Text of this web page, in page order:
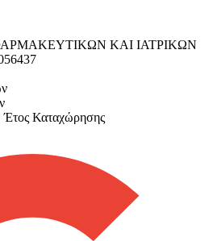
ΚΑΙ ΙΑΤΡΙΚΩΝ
Καταχώρησης